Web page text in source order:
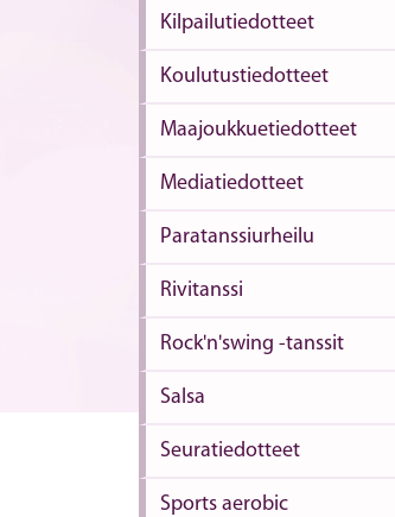
Kilpailutiedotteet
Koulutustiedotteet
Maajoukkuetiedotteet
Mediatiedotteet
Paratanssiurheilu
Rivitanssi
Rock'n'swing -tanssit
Salsa
Seuratiedotteet
Sports aerobic